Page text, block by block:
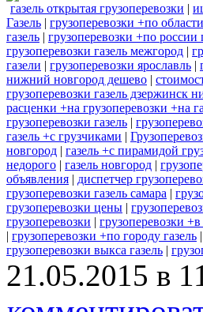
газель открытая грузоперевозки |
Газель | грузоперевозки +по области
газель | грузоперевозки +по россии
грузоперевозки газель межгород |
газели | грузоперевозки ярославль |
нижний новгород дешево |
грузоперевозки газель дзержинск
расценки +на грузоперевозки +на
грузоперевозки газель |
газель +с грузчиками |
новгород | газель +с пирамидой
недорого | газель новгород |
объявления | диспетчер
грузоперевозки газель самара |
грузоперевозки цены |
грузоперевозки | грузоперевозки
| грузоперевозки +по городу газель |
грузоперевозки выкса газель |
21.05.2015 в